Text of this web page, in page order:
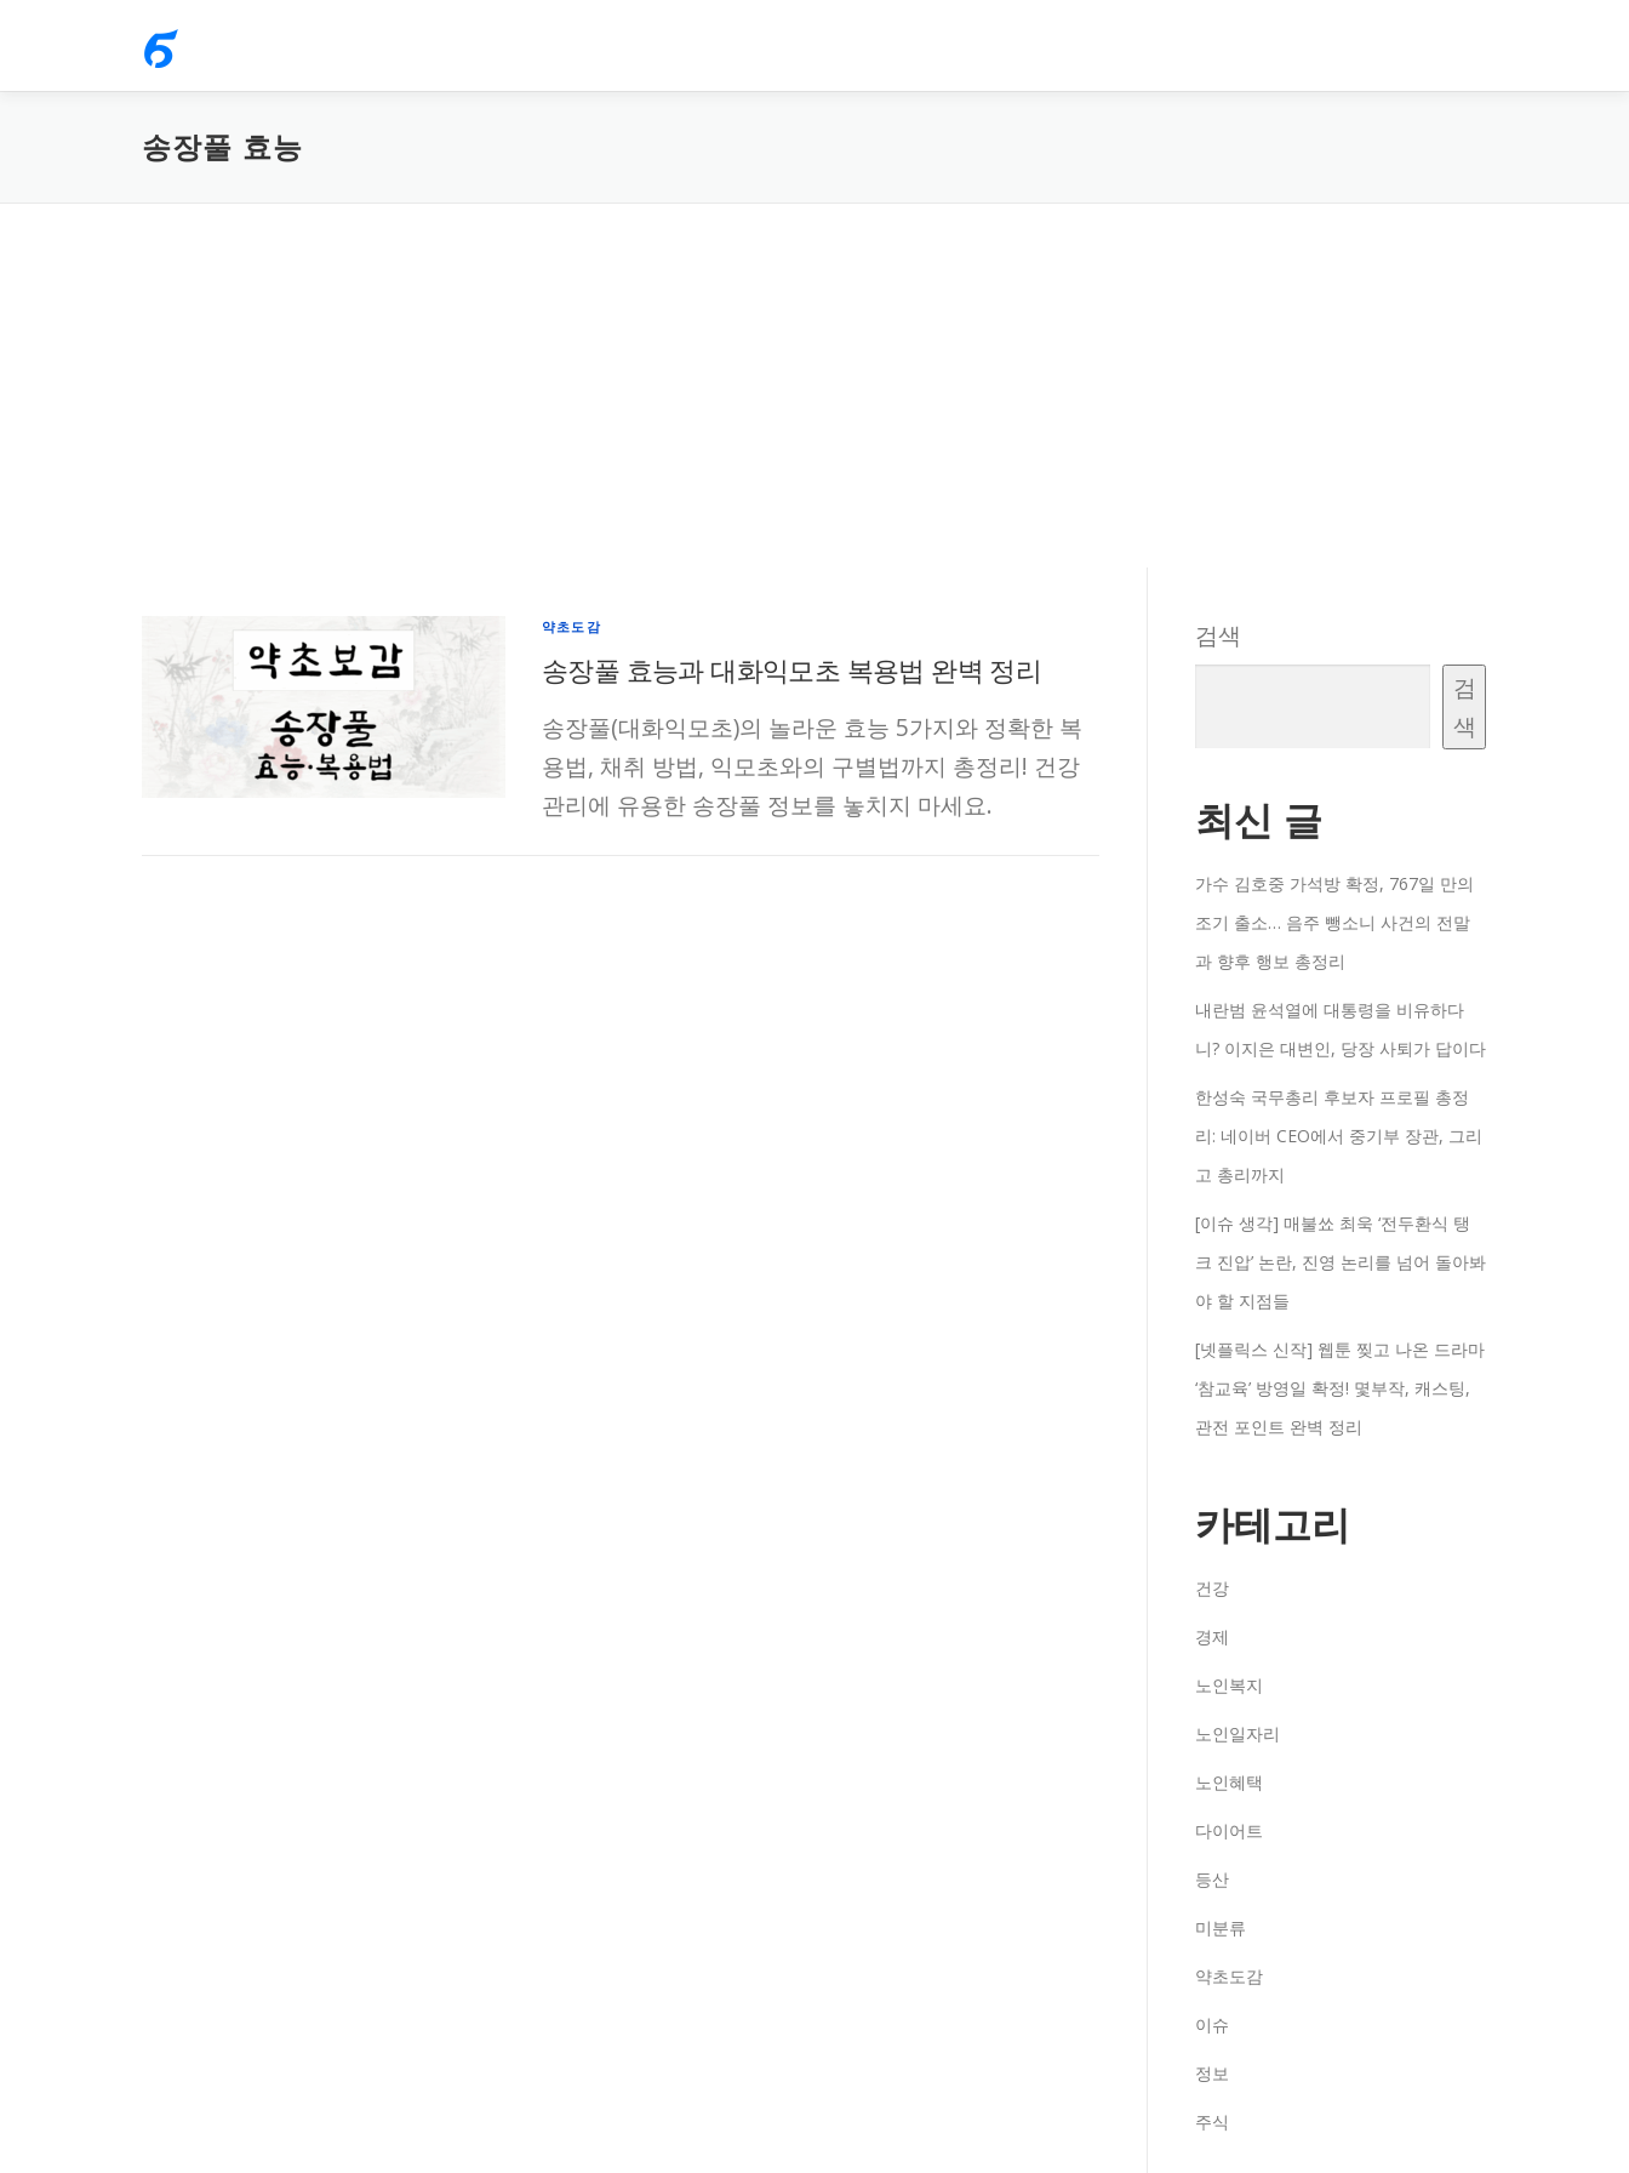
으
송장풀 효능
약초도감
송장풀 효능과 대화익모초 복용법 완벽 정리
송장풀(대화익모초)의 놀라운 효능 5가지와 정확한 복
용법, 채취 방법, 익모초와의 구별법까지 총정리! 건강
관리에 유용한 송장풀 정보를 놓치지 마세요.
검색
검
색
최신 글
가수 김호중 가석방 확정, 767일 만의
조기 출소… 음주 뺑소니 사건의 전말
과 향후 행보 총정리
내란범 윤석열에 대통령을 비유하다
니? 이지은 대변인, 당장 사퇴가 답이다
한성숙 국무총리 후보자 프로필 총정
리: 네이버 CEO에서 중기부 장관, 그리
고 총리까지
[이슈 생각] 매불쑈 최욱 ‘전두환식 탱
크 진압’ 논란, 진영 논리를 넘어 돌아봐
야 할 지점들
[넷플릭스 신작] 웹툰 찢고 나온 드라마
‘참교육’ 방영일 확정! 몇부작, 캐스팅,
관전 포인트 완벽 정리
카테고리
건강
경제
노인복지
노인일자리
노인혜택
다이어트
등산
미분류
약초도감
이슈
정보
주식